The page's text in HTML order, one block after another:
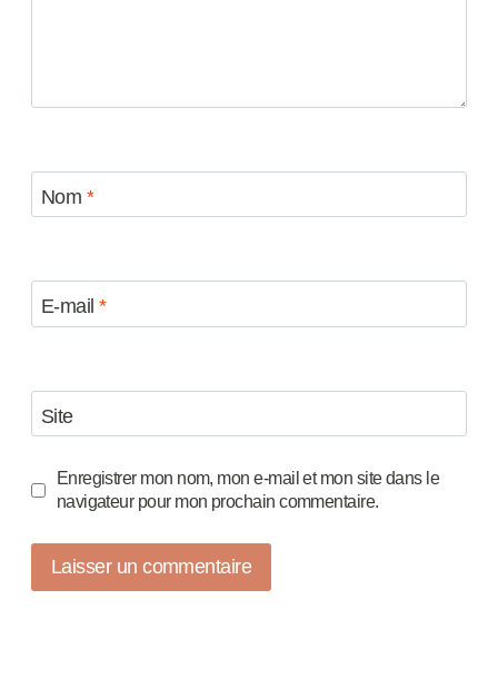
Nom *
E-mail*
Site
Enregistrer mon nom, mon e-mail et mon site dans le
navigateur pour mon prochain commentaire.